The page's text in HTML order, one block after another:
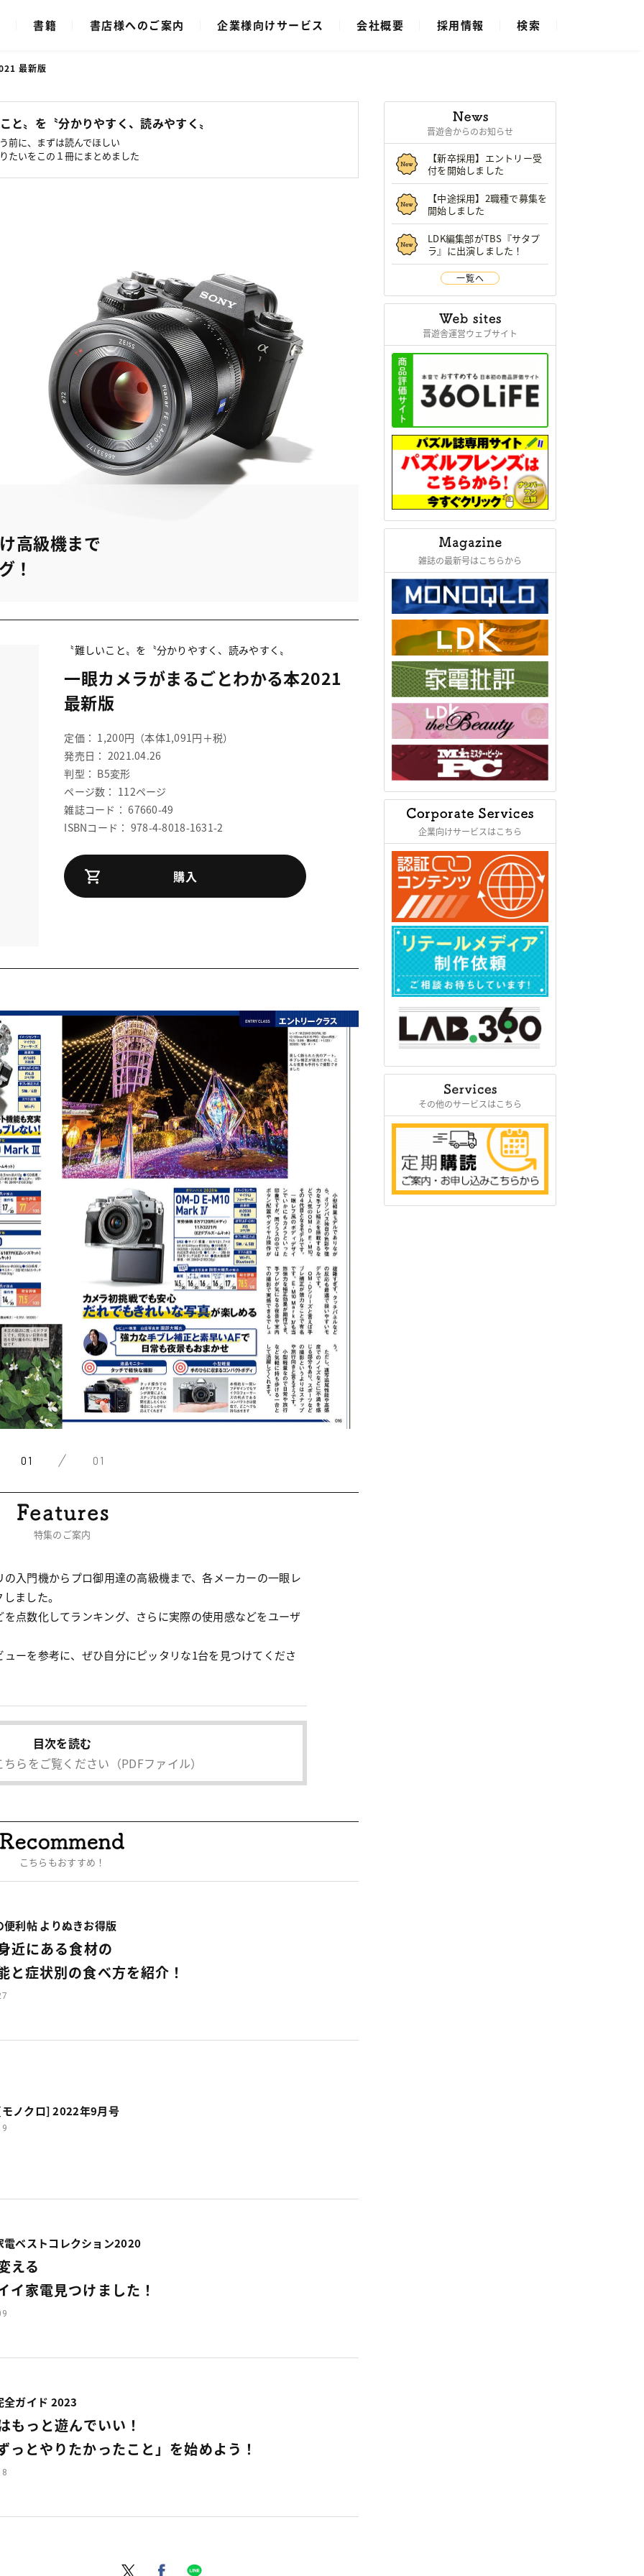
書籍 書店様へのご案内 企業様向けサービス 会社概要 採用情報 検索
最新版
と〟を〝分かりやすく、読みやすく〟
前に、まずは読んでほしい
たいをこの１冊にまとめました
高級機まで
！
〝難しいこと〟を〝分かりやすく、読みやすく〟
一眼カメラがまるごとわかる本2021
最新版
定価： 1,200円（本体1,091円＋税）
発売日： 2021.04.26
判型： B5変形
ページ数： 112ページ
雑誌コード： 67660-49
ISBNコード： 978-4-8018-1631-2
購入
01 01
特集のご案内
入門機からプロ御用達の高級機まで、各メーカーの一眼レ
ました。
点数化してランキング、さらに実際の使用感などをユーザ
ーを参考に、ぜひ自分にピッタリな1台を見つけてくださ
目次を読む
らをご覧ください （PDFファイル）
こちらもおすすめ！
便利帖 よりぬきお得版
近にある食材の
と症状別の食べ方を紹介！
ノクロ] 2022年9月号
電ベストコレクション2020
える
イ家電見つけました！
全ガイド 2023
もっと遊んでいい！
っとやりたかったこと」を始めよう！
晋遊舎からのお知らせ
【新卒採用】エントリー受
付を開始しました
【中途採用】2職種で募集を
開始しました
LDK編集部がTBS『サタプ
ラ』に出演しました！
一覧へ
晋遊舎運営ウェブサイト
雑誌の最新号はこちらから
企業向けサービスはこちら
その他のサービスはこちら